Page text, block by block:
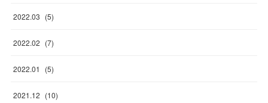
2022.03 (5)
2022.02 (7)
2022.01 (5)
2021.12 (10)